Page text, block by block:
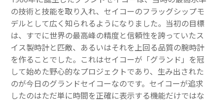
の技術と技能を取り入れ、セイコーのフラッグシップモ
デルとして広く知られるようになりました。当初の目標
は、すでに世界の最高峰の精度と信頼性を誇っていたス
イス製時計と匹敵、あるいはそれを上回る品質の腕時計
を作ることでした。これはセイコーが「グランド」を冠
して始めた野心的なプロジェクトであり、生み出された
のが今日のグランドセイコーなのです。セイコーが追求
したのはただ単に時間を正確に表示する機能だけではな